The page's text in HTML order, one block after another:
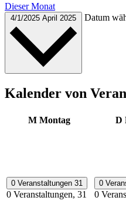
Dieser Monat
4/1/2025 April 2025 Datum
Kalender von
M Montag D
0 Veranstaltungen 31
0 Veranstaltungen, 31
0
0